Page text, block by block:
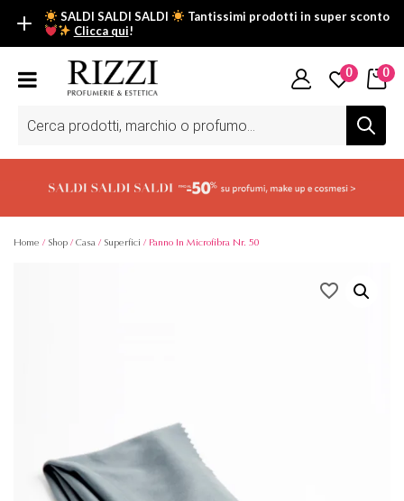
SALDI SALDI SALDI
Tantissimi prodotti in super sconto
Clicca qui!
SALDI SALDI SALDI
Fino al -50% su tantissimi prodotti beauty nella sezione saldi: il
Scopri tutti i prodotti in super saldo!Clicca qui
prodotti
0 0
Home / Shop / Casa / Superfici / Panno In Microfibra Nr. 50